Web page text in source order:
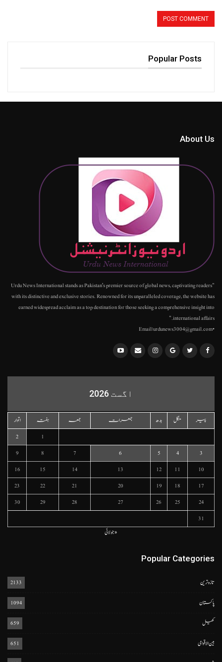
Popular Posts
About Us
"Urdu News International stands as Pakistan's premier source of global news, captivating readers
with its distinctive and exclusive stories. Renowned for its unparalleled coverage, the website has
earned widespread acclaim as a top destination for those seeking a comprehensive insight into
international affairs."
•Email:urdunews3004@gmail.com
اگست 2026
پیر منگل بدھ جمعرات جمعہ ہفتہ
اتوار
1
2
3
4
5
6
7
8
9
10
11
12
13
14
15
16
17
18
19
20
21
22
23
24
25
26
27
28
29
30
31
« جولائی
Popular Categories
تازہ ترین 2133
پاکستان 1094
کھیل 659
بین الاقوامی 651